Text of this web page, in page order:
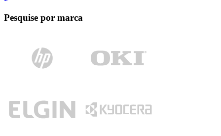
Pesquise por marca